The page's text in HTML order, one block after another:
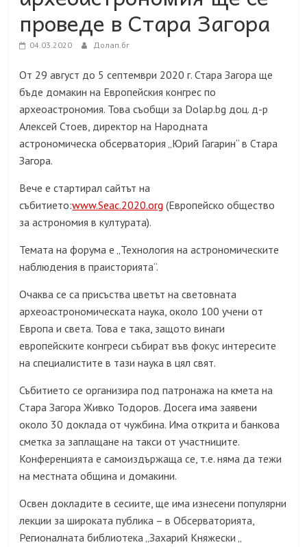
проведе в Стара Загора
04.03.2020 Долап.бг
От 29 август до 5 септември 2020 г. Стара Загора ще
бъде домакин на Европейския конгрес по
археоастрономия. Това съобщи за Dolap.bg доц. д-р
Алексей Стоев, директор на Народната
астрономическа обсерватория „Юрий Гагарин“ в Стара
Загора.
Вече е стартирал сайтът на
събитието:www.Seac.2020.org (Европейско общество
за астрономия в културата).
Темата на форума е „Технология на астрономическите
наблюдения в праисторията“.
Очаква се са присъства цветът на световната
археоастрономическата наука, около 100 учени от
Европа и света. Това е така, защото винаги
европейските конгреси събират във фокус интересите
на специалистите в тази наука в цял свят.
Събитието се организира под патронажа на кмета на
Стара Загора Живко Тодоров. Досега има заявени
около 30 доклада от чужбина. Има открита и банкова
сметка за заплащане на такси от участниците.
Конференцията е самоиздържаща се, т.е. няма да тежи
на местната община и домакини.
Освен докладите в сесиите, ще има изнесени популярни
лекции за широката публика – в Обсерваторията,
Регионалната библиотека „Захарий Княжески „